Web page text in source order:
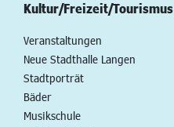
Kultur/Freizeit/Tourismus
Veranstaltungen
Neue Stadthalle Langen
Stadtporträt
Bäder
Musikschule